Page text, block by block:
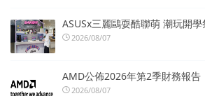
ASUSx三麗鷗耍酷聯萌 潮玩開學
2026/08/07
AMD公佈2026年第2季財務報告
2026/08/07